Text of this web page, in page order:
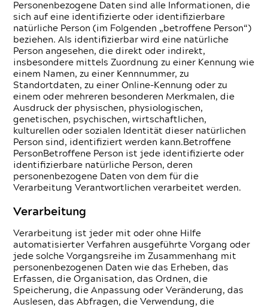
Personenbezogene Daten sind alle Informationen, die
sich auf eine identifizierte oder identifizierbare
natürliche Person (im Folgenden „betroffene Person“)
beziehen. Als identifizierbar wird eine natürliche
Person angesehen, die direkt oder indirekt,
insbesondere mittels Zuordnung zu einer Kennung wie
einem Namen, zu einer Kennnummer, zu
Standortdaten, zu einer Online-Kennung oder zu
einem oder mehreren besonderen Merkmalen, die
Ausdruck der physischen, physiologischen,
genetischen, psychischen, wirtschaftlichen,
kulturellen oder sozialen Identität dieser natürlichen
Person sind, identifiziert werden kann.Betroffene
PersonBetroffene Person ist jede identifizierte oder
identifizierbare natürliche Person, deren
personenbezogene Daten von dem für die
Verarbeitung Verantwortlichen verarbeitet werden.
Verarbeitung
Verarbeitung ist jeder mit oder ohne Hilfe
automatisierter Verfahren ausgeführte Vorgang oder
jede solche Vorgangsreihe im Zusammenhang mit
personenbezogenen Daten wie das Erheben, das
Erfassen, die Organisation, das Ordnen, die
Speicherung, die Anpassung oder Veränderung, das
Auslesen, das Abfragen, die Verwendung, die